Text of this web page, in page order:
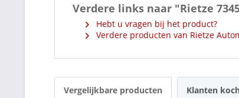
Verdere links naar "Rietze
Hebt u vragen bij het product?
Verdere producten van Rietze
Vergelijkbare producten Klanten